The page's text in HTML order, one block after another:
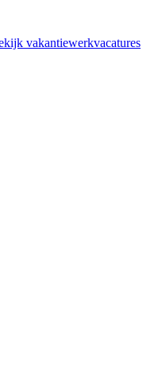
vakantiewerkvacatures